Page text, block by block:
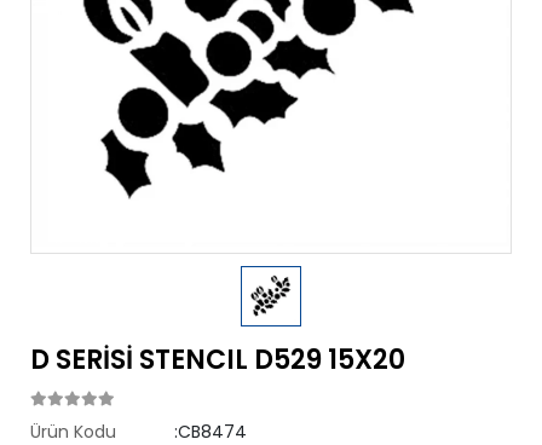
D SERİSİ STENCIL D529 15X20
Ürün Kodu
:CB8474